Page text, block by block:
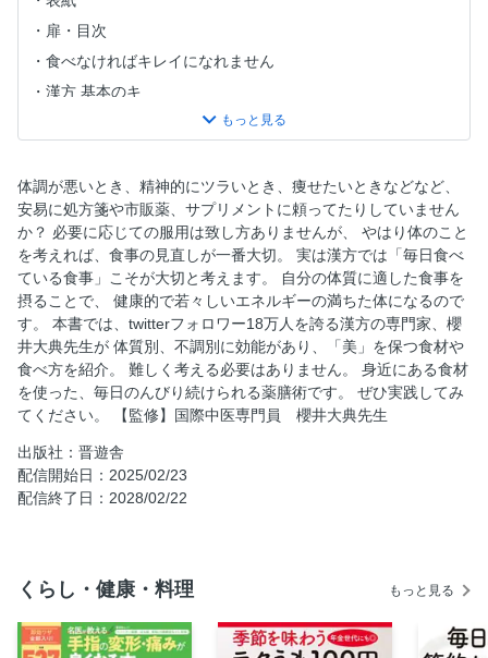
扉・目次
食べなければキレイになれません
漢方 基本のキ
美しく健康的な体が手に入る！
オトナ女子のなんとなく不調を予防＆改善！
こころのモヤモヤを解決する方法
体調が悪いとき、精神的にツラいとき、痩せたいときなどなど、
安易に処方箋や市販薬、サプリメントに頼ってたりしていません
か？ 必要に応じての服用は致し方ありませんが、 やはり体のこと
を考えれば、食事の見直しが一番大切。 実は漢方では「毎日食べ
ている食事」こそが大切と考えます。 自分の体質に適した食事を
摂ることで、 健康的で若々しいエネルギーの満ちた体になるので
す。 本書では、twitterフォロワー18万人を誇る漢方の専門家、櫻
井大典先生が 体質別、不調別に効能があり、「美」を保つ食材や
食べ方を紹介。 難しく考える必要はありません。 身近にある食材
を使った、毎日のんびり続けられる薬膳術です。 ぜひ実践してみ
てください。 【監修】国際中医専門員 櫻井大典先生
出版社：晋遊舎
配信開始日：2025/02/23
配信終了日：2028/02/22
くらし・健康・料理 もっと見る